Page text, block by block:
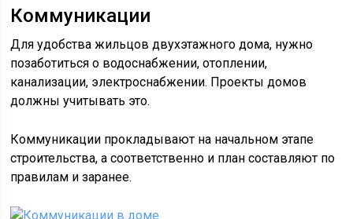
Коммуникации
Для удобства жильцов двухэтажного дома, нужно
позаботиться о водоснабжении, отоплении,
канализации, электроснабжении. Проекты домов
должны учитывать это.
Коммуникации прокладывают на начальном этапе
строительства, а соответственно и план составляют по
правилам и заранее.